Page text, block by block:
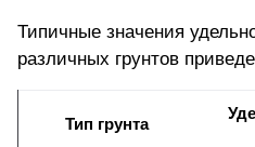
Типичные значения
различных грунтов
Тип грунта